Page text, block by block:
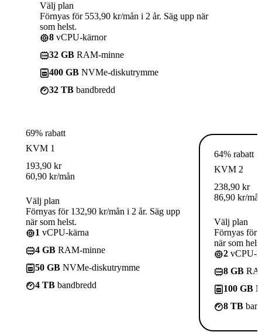
Välj plan
Förnyas för 553,90 kr/mån i 2 år. Säg upp när
som helst.
8 vCPU-kärnor
32 GB RAM-minne
400 GB NVMe-diskutrymme
32 TB bandbredd
69% rabatt
KVM 1
193,90 kr
60,90 kr/mån
Välj plan
Förnyas för 132,90 kr/mån i 2 år. Säg upp
när som helst.
1 vCPU-kärna
4 GB RAM-minne
50 GB NVMe-diskutrymme
4 TB bandbredd
64% rabatt
KVM 2
238,90 kr
86,90 kr/
Välj plan
Förnyas för
när som
2 vCPU-
8 GB
100 GB
8 TB